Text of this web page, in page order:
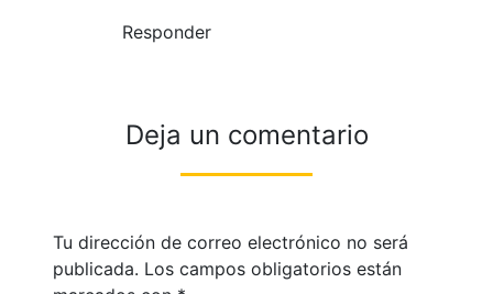
Responder
Deja un comentario
Tu dirección de correo electrónico no será
publicada. Los campos obligatorios están